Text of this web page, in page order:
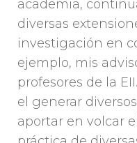
academia,
diversas
investigación en
ejemplo, mis
profesores de la
el generar
aportar en volcar